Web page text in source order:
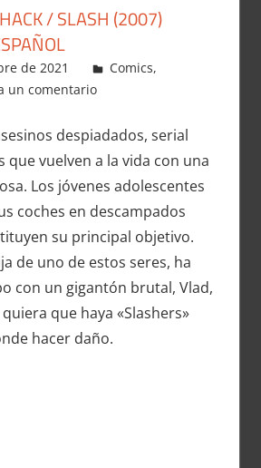
/ SLASH (2007)
de 2021 Carlitox Banana
Comics,
un comentario
despiadados, serial
que vuelven a la vida con una
Los jóvenes adolescentes
coches en descampados
su principal objetivo.
de uno de estos seres, ha
con un gigantón brutal, Vlad,
que haya «Slashers»
hacer daño.